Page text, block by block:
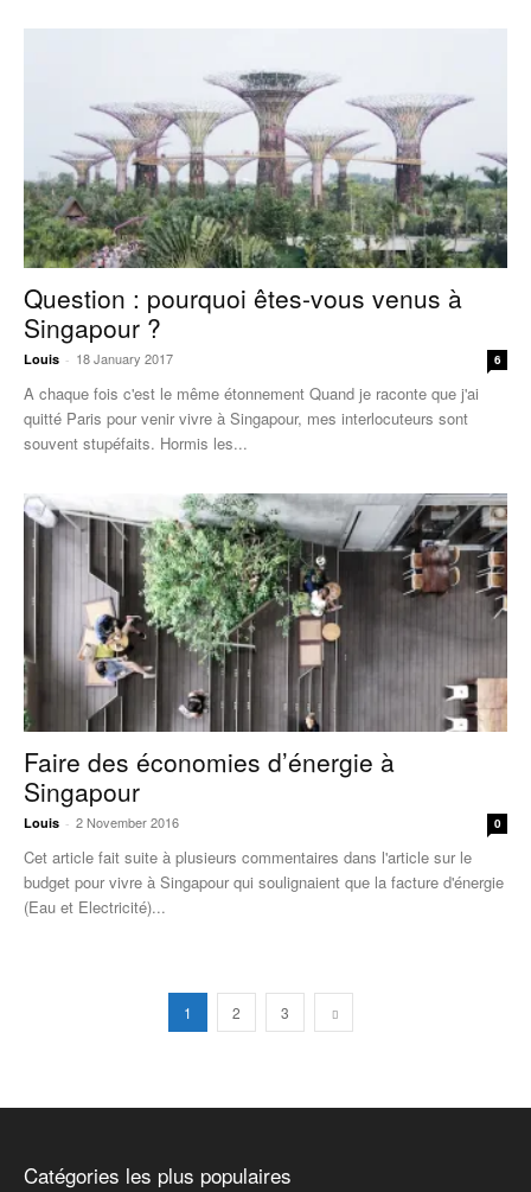
Question : pourquoi êtes-vous venus à
Singapour ?
Louis - 18 January 2017 6
A chaque fois c'est le même étonnement Quand je raconte que j'ai
quitté Paris pour venir vivre à Singapour, mes interlocuteurs sont
souvent stupéfaits. Hormis les...
Faire des économies d’énergie à
Singapour
Louis - 2 November 2016 0
Cet article fait suite à plusieurs commentaires dans l'article sur le
budget pour vivre à Singapour qui soulignaient que la facture d'énergie
(Eau et Electricité)...
1 2 3
Catégories les plus populaires